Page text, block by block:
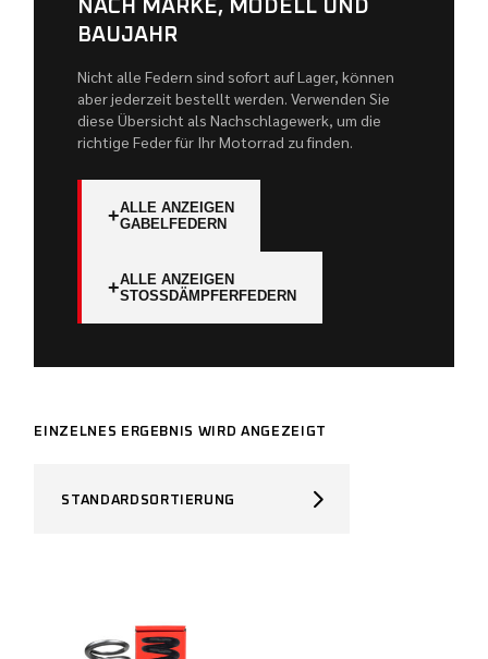
NACH MARKE, MODELL UND
BAUJAHR
Nicht alle Federn sind sofort auf Lager, können
aber jederzeit bestellt werden. Verwenden Sie
diese Übersicht als Nachschlagewerk, um die
richtige Feder für Ihr Motorrad zu finden.
+ALLE ANZEIGEN
GABELFEDERN
+ALLE ANZEIGEN
STOSSDÄMPFERFEDERN
EINZELNES ERGEBNIS WIRD ANGEZEIGT
STANDARDSORTIERUNG